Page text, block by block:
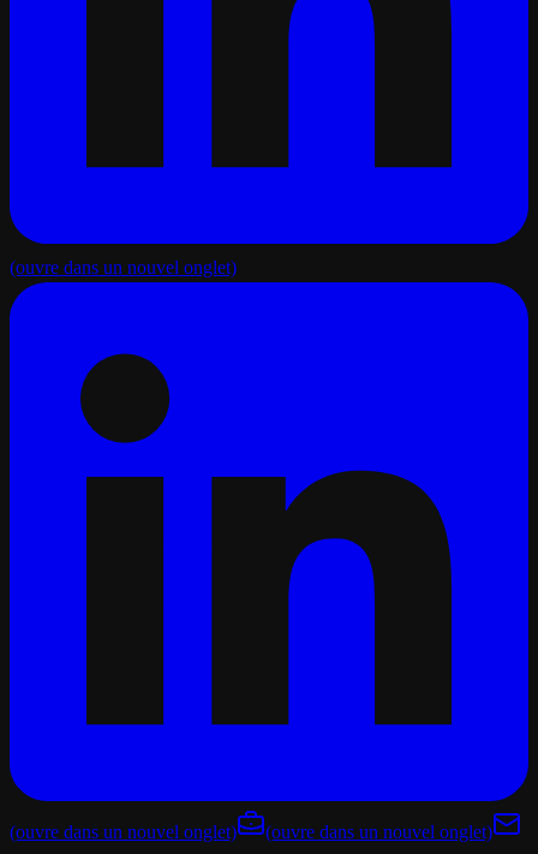
(ouvre dans un nouvel onglet)
(ouvre dans un nouvel onglet) (ouvre dans un nouvel onglet)